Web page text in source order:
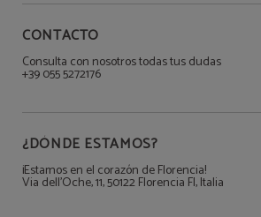
CONTACTO
Consulta con nosotros todas tus dudas
+39 055 5272176
¿DÓNDE ESTAMOS?
¡Estamos en el corazón de Florencia!
Via dell'Oche, 11, 50122 Florencia FI, Italia